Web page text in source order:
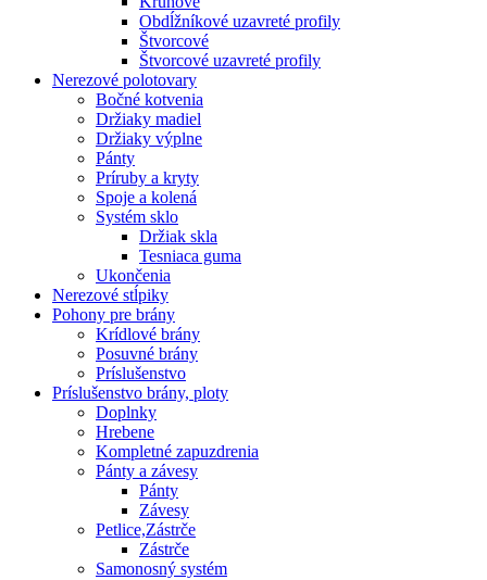
Obdĺžníkové uzavreté profily
Štvorcové
Štvorcové uzavreté profily
Nerezové polotovary
Bočné kotvenia
Držiaky madiel
Držiaky výplne
Pánty
Príruby a kryty
Spoje a kolená
Systém sklo
Držiak skla
Tesniaca guma
Ukončenia
Nerezové stĺpiky
Pohony pre brány
Krídlové brány
Posuvné brány
Príslušenstvo
Príslušenstvo brány, ploty
Doplnky
Hrebene
Kompletné zapuzdrenia
Pánty a závesy
Pánty
Závesy
Petlice,Zástrče
Zástrče
Samonosný systém